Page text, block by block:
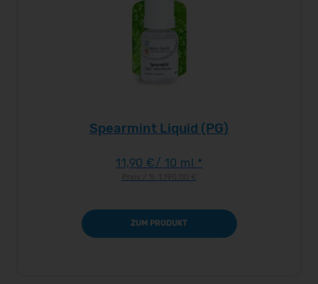
Spearmint Liquid (PG)
11,90 €/ 10 ml *
ZUM PRODUKT